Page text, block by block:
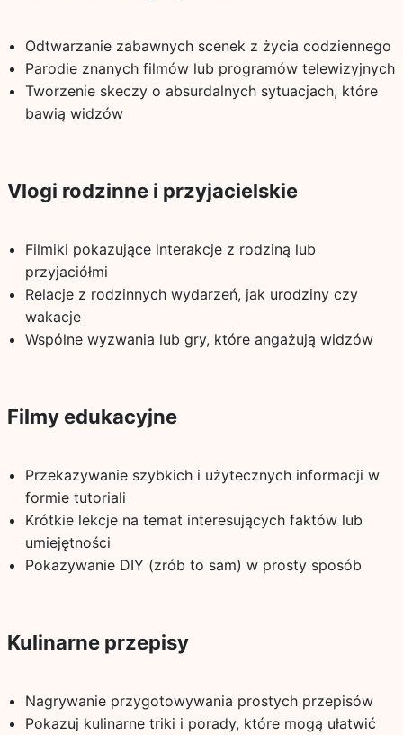
Odtwarzanie zabawnych scenek z życia codziennego
Parodie znanych filmów lub programów telewizyjnych
Tworzenie skeczy o absurdalnych sytuacjach, które
bawią widzów
Vlogi rodzinne i przyjacielskie
Filmiki pokazujące interakcje z rodziną lub
przyjaciółmi
Relacje z rodzinnych wydarzeń, jak urodziny czy
wakacje
Wspólne wyzwania lub gry, które angażują widzów
Filmy edukacyjne
Przekazywanie szybkich i użytecznych informacji w
formie tutoriali
Krótkie lekcje na temat interesujących faktów lub
umiejętności
Pokazywanie DIY (zrób to sam) w prosty sposób
Kulinarne przepisy
Nagrywanie przygotowywania prostych przepisów
Pokazuj kulinarne triki i porady, które mogą ułatwić